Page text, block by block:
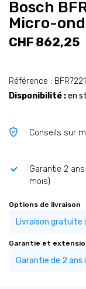
Bosch
Micro-
CHF 862,25
Référence :
Disponibilité :en
Conseils sur
Garantie 2
mois)
Options de livraison
Garantie et